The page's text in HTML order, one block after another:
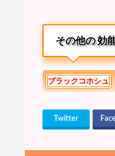
その他の 効
ブラックコホシュ
Twitter